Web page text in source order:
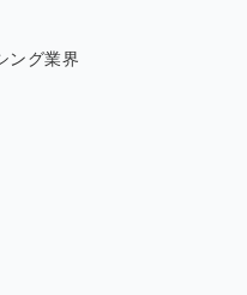
ング業界